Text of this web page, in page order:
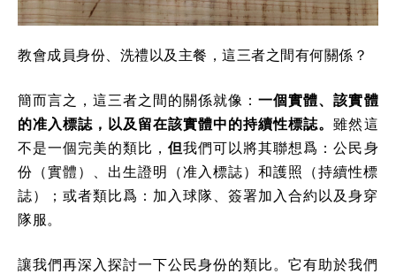
教會成員身份、洗禮以及主餐，這三者之間有何關係？
簡而言之，這三者之間的關係就像：一個實體、該實體
的准入標誌，以及留在該實體中的持續性標誌。雖然這
不是一個完美的類比，但我們可以將其聯想爲：公民身
份（實體）、出生證明（准入標誌）和護照（持續性標
誌）；或者類比爲：加入球隊、簽署加入合約以及身穿
隊服。
讓我們再深入探討一下公民身份的類比。它有助於我們